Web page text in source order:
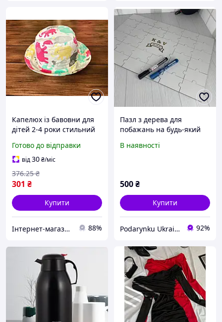
Капелюх із бавовни для
дітей 2-4 роки стильний
яких заходів бренда
Cotton Kids
Готово до відправки
від30₴/міс
301 ₴
376.25 ₴
Купити
Інтернет-магазин Min Price 88%
Пазл з дерева для
побажань на будь-який
В наявності
500₴
Купити
Podarynku Ukraine 92%